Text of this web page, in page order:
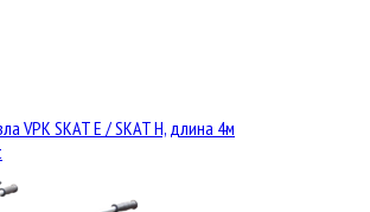
VPK SKAT E / SKAT H, длина 4м